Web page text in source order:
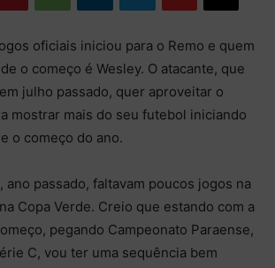
oficiais iniciou para o Remo e quem
o começo é Wesley. O atacante, que
julho passado, quer aproveitar o
mostrar mais do seu futebol iniciando
o começo do ano.
ano passado, faltavam poucos jogos na
Copa Verde. Creio que estando com a
pegando Campeonato Paraense,
C, vou ter uma sequência bem